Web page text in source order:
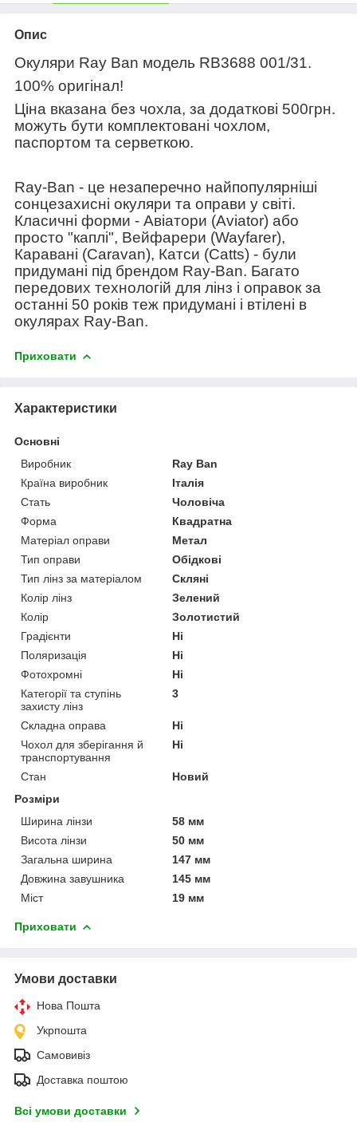
Опис
Окуляри Ray Ban модель RB3688 001/31.
100% оригінал!
Ціна вказана без чохла, за додаткові 500грн.
можуть бути комплектовані чохлом,
паспортом та серветкою.
Ray-Ban - це незаперечно найпопулярніші
сонцезахисні окуляри та оправи у світі.
Класичні форми - Авіатори (Aviator) або
просто "каплі", Вейфарери (Wayfarer),
Каравані (Caravan), Катси (Catts) - були
придумані під брендом Ray-Ban. Багато
передових технологій для лінз і оправок за
останні 50 років теж придумані і втілені в
окулярах Ray-Ban.
Приховати
Характеристики
Основні
Виробник
Ray Ban
Країна виробник
Італія
Стать
Чоловіча
Форма
Квадратна
Матеріал оправи
Метал
Тип оправи
Обідкові
Тип лінз за матеріалом
Скляні
Колір лінз
Зелений
Колір
Золотистий
Градієнти
Ні
Поляризація
Ні
Фотохромні
Ні
Категорії та ступінь
захисту лінз
3
Складна оправа
Ні
Чохол для зберігання й
транспортування
Ні
Стан
Новий
Розміри
Ширина лінзи
58 мм
Висота лінзи
50 мм
Загальна ширина
147 мм
Довжина завушника
145 мм
Міст
19 мм
Приховати
Умови доставки
Нова Пошта
Укрпошта
Самовивіз
Доставка поштою
Всі умови доставки